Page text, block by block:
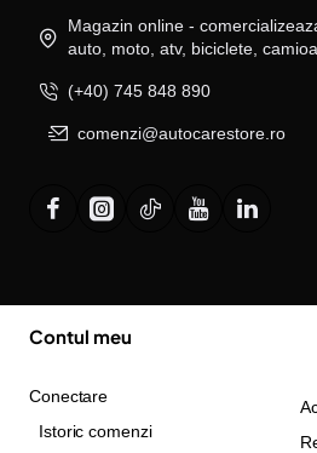
Magazin online -
auto, moto, atv, biciclete,
(+40) 745 848 890
comenzi@autocarestore.ro
Contul meu
Conectare
Istoric comenzi